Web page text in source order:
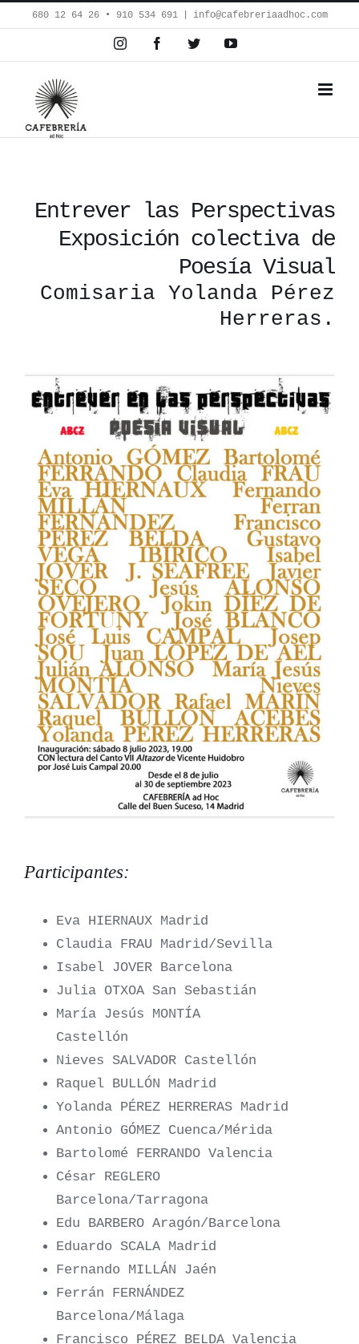
Saltar
al
contenido
680 12 64 26‬ • 910 534 691 info@cafebreriaadhoc.com
InstagramFacebookTwitterYouTube
Entrever las Perspectivas
Exposición colectiva de
Poesía Visual
Comisaria Yolanda Pérez
Herreras.
Participantes:
Eva HIERNAUX Madrid
Claudia FRAU Madrid/Sevilla
Isabel JOVER Barcelona
Julia OTXOA San Sebastián
María Jesús MONTÍA
Castellón
Nieves SALVADOR Castellón
Raquel BULLÓN Madrid
Yolanda PÉREZ HERRERAS Madrid
Antonio GÓMEZ Cuenca/Mérida
Bartolomé FERRANDO Valencia
César REGLERO
Barcelona/Tarragona
Edu BARBERO Aragón/Barcelona
Eduardo SCALA Madrid
Fernando MILLÁN Jaén
Ferrán FERNÁNDEZ
Barcelona/Málaga
Francisco PÉREZ BELDA Valencia